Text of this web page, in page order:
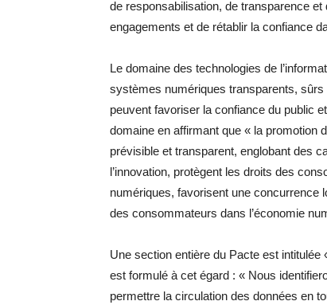
de responsabilisation, de transparence
engagements et de rétablir la confiance
Le domaine des technologies de
systèmes numériques transparents, sûrs
peuvent favoriser la confiance du public
domaine en affirmant que « la promotion
prévisible et transparent, englobant des
l’innovation, protègent les droits des
numériques, favorisent une concurrence
des consommateurs dans l’économie
Une section entière du Pacte est
est formulé à cet égard : « Nous
permettre la circulation des données en